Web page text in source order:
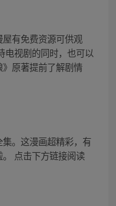
有免费资源可供观
电视剧的同时，也可以
原著提前了解剧情
集。这漫画超精彩，有
点击下方链接阅读